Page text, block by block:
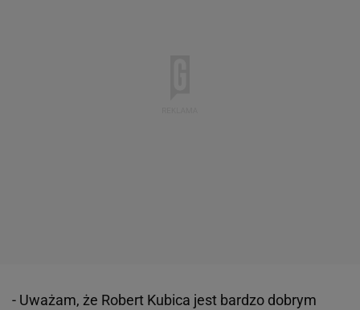
- Uważam, że Robert Kubica jest bardzo dobrym